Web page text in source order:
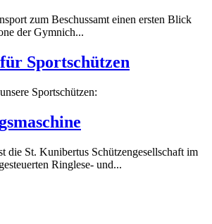
zum Beschussamt einen ersten Blick
der Gymnich...
Sportschützen
Sportschützen:
die St. Kunibertus Schützengesellschaft im
Ringlese- und...